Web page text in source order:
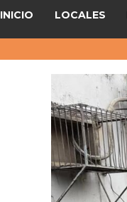
INICIO LOCALES